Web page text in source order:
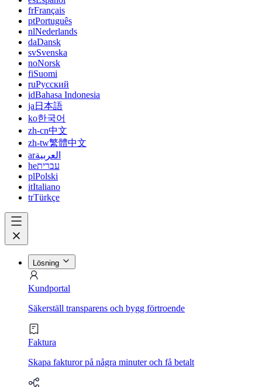
frFrançais
ptPortuguês
nlNederlands
daDansk
svSvenska
noNorsk
fiSuomi
ruРусский
idBahasa Indonesia
ja 日本語
ko한국어
zh-cn中文
zh-tw繁體中文
arالعربية
heעברית
plPolski
itItaliano
trTürkçe
Lösning
Kundportal
Säkerställ transparens och bygg förtroende
Faktura
Skapa fakturor på några minuter och få betalt